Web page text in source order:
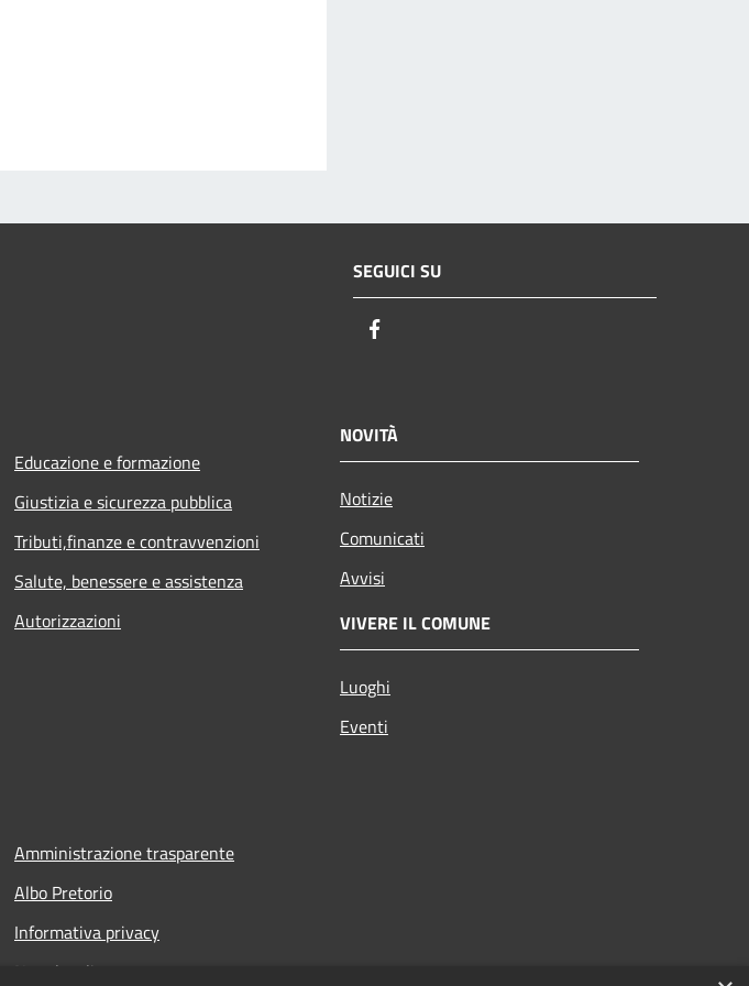
SEGUICI SU
Educazione e formazione
Giustizia e sicurezza pubblica
Tributi,finanze e contravvenzioni
Salute, benessere e assistenza
Autorizzazioni
NOVITÀ
Notizie
Comunicati
Avvisi
VIVERE IL COMUNE
Luoghi
Eventi
Amministrazione trasparente
Albo Pretorio
Informativa privacy
Note legali